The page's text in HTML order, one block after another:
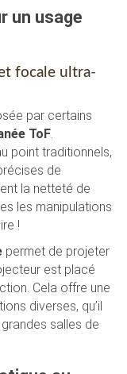
un usage
focale ultra-
par certains
ToF.
point traditionnels,
de
la netteté de
les manipulations
!
permet de projeter
est placé
Cela offre une
diverses, qu’il
salles de